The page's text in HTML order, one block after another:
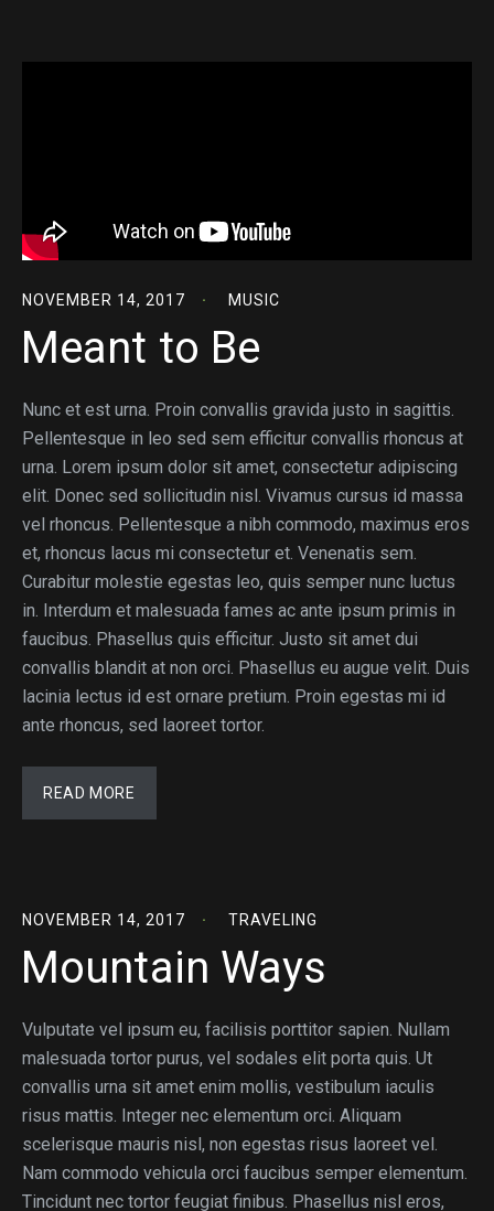
NOVEMBER 14, 2017 MUSIC
Meant to Be
Nunc et est urna. Proin convallis gravida justo in sagittis.
Pellentesque in leo sed sem efficitur convallis rhoncus at
urna. Lorem ipsum dolor sit amet, consectetur adipiscing
elit. Donec sed sollicitudin nisl. Vivamus cursus id massa
vel rhoncus. Pellentesque a nibh commodo, maximus eros
et, rhoncus lacus mi consectetur et. Venenatis sem.
Curabitur molestie egestas leo, quis semper nunc luctus
in. Interdum et malesuada fames ac ante ipsum primis in
faucibus. Phasellus quis efficitur. Justo sit amet dui
convallis blandit at non orci. Phasellus eu augue velit. Duis
lacinia lectus id est ornare pretium. Proin egestas mi id
ante rhoncus, sed laoreet tortor.
READ MORE
NOVEMBER 14, 2017 TRAVELING
Mountain Ways
Vulputate vel ipsum eu, facilisis porttitor sapien. Nullam
malesuada tortor purus, vel sodales elit porta quis. Ut
convallis urna sit amet enim mollis, vestibulum iaculis
risus mattis. Integer nec elementum orci. Aliquam
scelerisque mauris nisl, non egestas risus laoreet vel.
Nam commodo vehicula orci faucibus semper elementum.
Tincidunt nec tortor feugiat finibus. Phasellus nisl eros,